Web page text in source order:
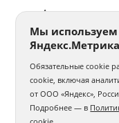
Адреса салонов
© 1994–2026
Все права
Мы используем
Яндекс.Метрика
Обязательные cookie
cookie, включая
от ООО «Яндекс»,
Подробнее — в